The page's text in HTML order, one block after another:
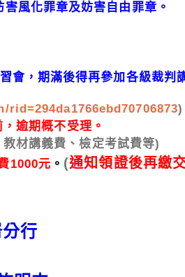
風化罪章及妨害自由罪章。
，期滿後得再參加各級裁判
)
逾期概不受理。
材講義費、檢定考試費等)
1000元 。 (通知領證後再繳
行